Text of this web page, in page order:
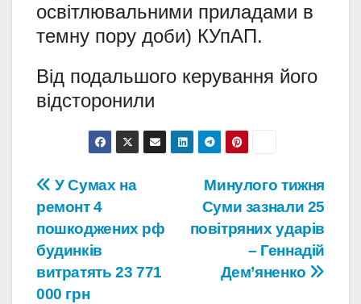
освітлювальними приладами в
темну пору доби) КУпАП.
Від подальшого керування його
відсторонили
Навігація
записів
Минулого тижня
Суми зазнали 25
повітряних ударів
– Геннадій
Дем’яненко
У Сумах на
ремонт 4
пошкоджених рф
будинків
витратять 23 771
000 грн